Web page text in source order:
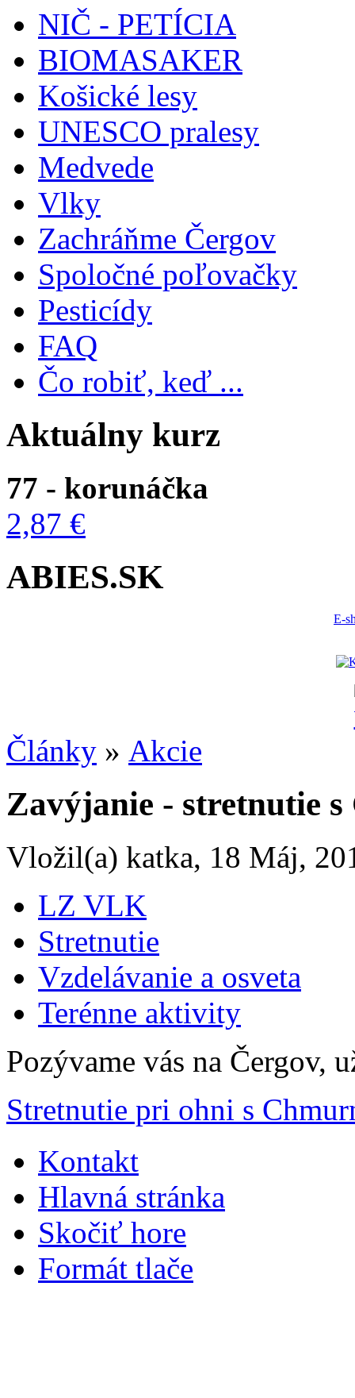
NIČ - PETÍCIA
BIOMASAKER
Košické lesy
UNESCO pralesy
Medvede
Vlky
Zachráňme Čergov
Spoločné poľovačky
Pesticídy
FAQ
Čo robiť, keď ...
Aktuálny kurz
77 - korunáčka
2,87 €
ABIES.SK
E-
Články » Akcie
Zavýjanie - stretnutie
Vložil(a) katka, 18 Máj,
LZ VLK
Stretnutie
Vzdelávanie a osveta
Terénne aktivity
Pozývame vás na Čergov,
Stretnutie pri ohni s
Kontakt
Hlavná stránka
Skočiť hore
Formát tlače